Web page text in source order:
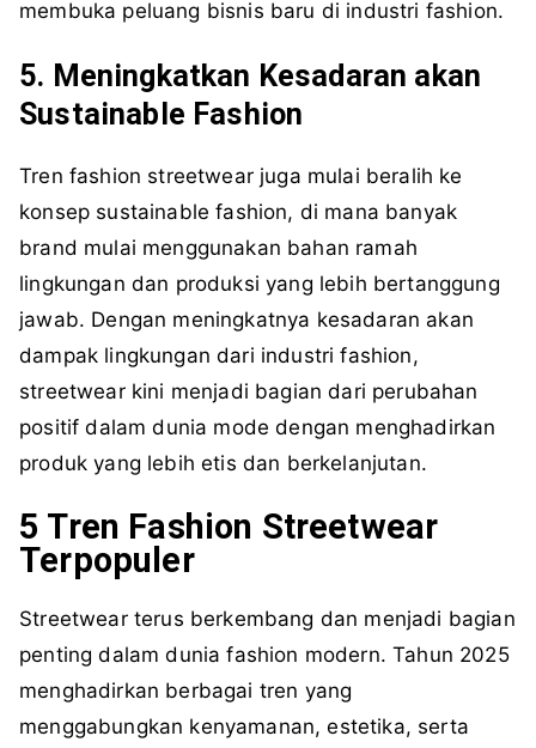
membuka peluang bisnis baru di industri fashion.
5. Meningkatkan Kesadaran akan
Sustainable Fashion
Tren fashion streetwear juga mulai beralih ke
konsep sustainable fashion, di mana banyak
brand mulai menggunakan bahan ramah
lingkungan dan produksi yang lebih bertanggung
jawab. Dengan meningkatnya kesadaran akan
dampak lingkungan dari industri fashion,
streetwear kini menjadi bagian dari perubahan
positif dalam dunia mode dengan menghadirkan
produk yang lebih etis dan berkelanjutan.
5 Tren Fashion Streetwear
Terpopuler
Streetwear terus berkembang dan menjadi bagian
penting dalam dunia fashion modern. Tahun 2025
menghadirkan berbagai tren yang
menggabungkan kenyamanan, estetika, serta